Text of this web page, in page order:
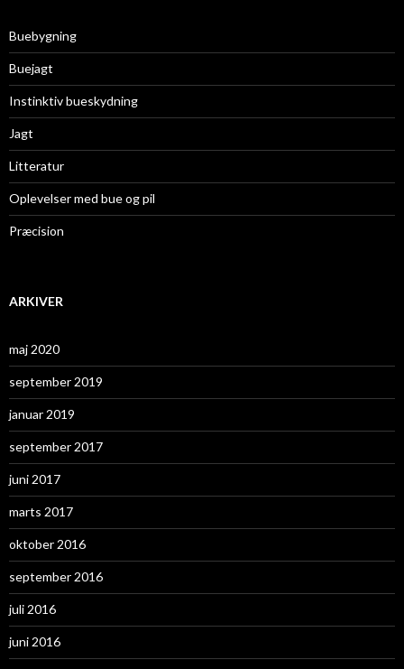
Buebygning
Buejagt
Instinktiv bueskydning
Jagt
Litteratur
Oplevelser med bue og pil
Præcision
ARKIVER
maj 2020
september 2019
januar 2019
september 2017
juni 2017
marts 2017
oktober 2016
september 2016
juli 2016
juni 2016